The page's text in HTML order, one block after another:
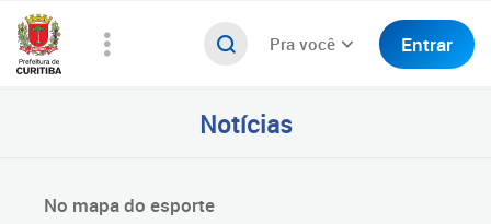
Pra você Entrar
Notícias
No mapa do esporte